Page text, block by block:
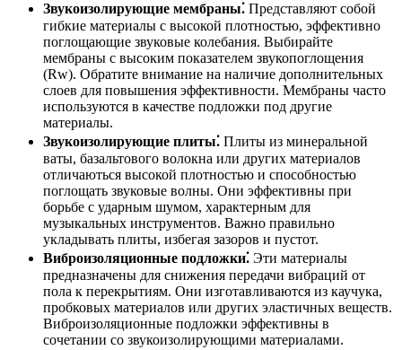
Звукоизолирующие мембраны⁚ Представляют собой
гибкие материалы с высокой плотностью, эффективно
поглощающие звуковые колебания. Выбирайте
мембраны с высоким показателем звукопоглощения
(Rw). Обратите внимание на наличие дополнительных
слоев для повышения эффективности. Мембраны часто
используются в качестве подложки под другие
материалы.
Звукоизолирующие плиты⁚ Плиты из минеральной
ваты, базальтового волокна или других материалов
отличаються высокой плотностью и способностью
поглощать звуковые волны. Они эффективны при
борьбе с ударным шумом, характерным для
музыкальных инструментов. Важно правильно
укладывать плиты, избегая зазоров и пустот.
Виброизоляционные подложки⁚ Эти материалы
предназначены для снижения передачи вибраций от
пола к перекрытиям. Они изготавливаются из каучука,
пробковых материалов или других эластичных веществ.
Виброизоляционные подложки эффективны в
сочетании со звукоизолирующими материалами.